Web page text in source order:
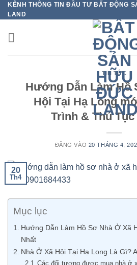
Bỏ
qua
nội
dung
KÊNH THÔNG TIN ĐẦU TƯ BẤT ĐỘNG
LAND
TIN TỨC
Hướng Dẫn Làm Hồ
Hội Tại Hạ Long
Trình & Thủ
ĐĂNG VÀO 20 THÁNG 4,
20
Th4
Mục lục
Hướng Dẫn Làm Hồ Sơ Nhà Ở Xã
Nhất
Nhà Ở Xã Hội Tại Hạ Long Là Gì?
Các đối tượng được mua nhà ở